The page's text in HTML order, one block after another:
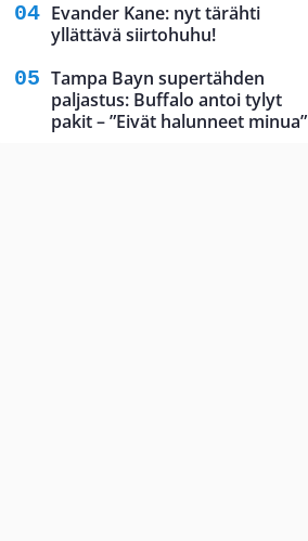
Evander Kane: nyt tärähti
yllättävä siirtohuhu!
Tampa Bayn supertähden
paljastus: Buffalo antoi tylyt
pakit – ”Eivät halunneet minua”